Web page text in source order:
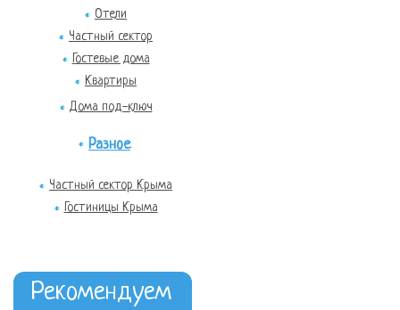
Отели
Частный сектор
Гостевые дома
Квартиры
Дома под-ключ
Разное
Частный сектор Крыма
Гостиницы Крыма
Рекомендуем